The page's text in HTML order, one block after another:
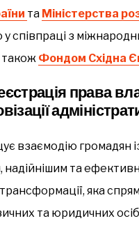
та Міністерства
у співпраці з
також Фондом Східна
права
взаємодію громадян
та
яка
та юридичних